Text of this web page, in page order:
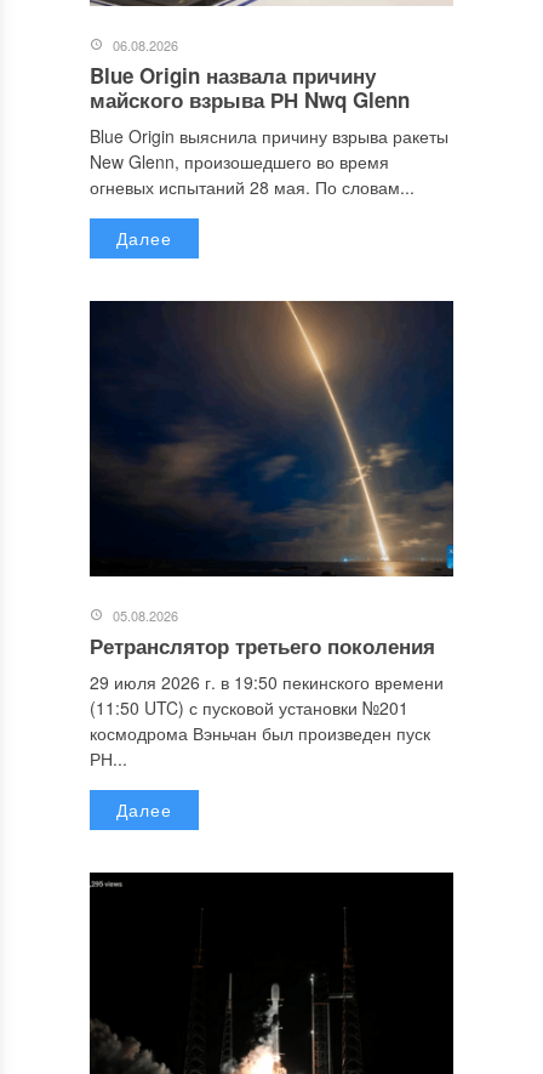
06.08.2026
Blue Origin назвала причину
майского взрыва РН Nwq Glenn
Blue Origin выяснила причину взрыва ракеты
New Glenn, произошедшего во время
огневых испытаний 28 мая. По словам...
Далее
05.08.2026
Ретранслятор третьего поколения
29 июля 2026 г. в 19:50 пекинского времени
(11:50 UTC) с пусковой установки №201
космодрома Вэньчан был произведен пуск
РН...
Далее